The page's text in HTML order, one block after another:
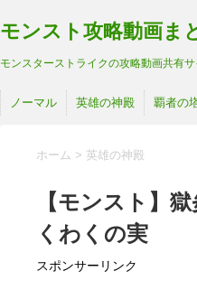
モンスト攻略動画ま
モンスターストライクの攻略動画共有サ
ノーマル 英雄の神殿 覇者の
ホーム > 英雄の神殿
【モンスト】
くわくの実
スポンサーリンク